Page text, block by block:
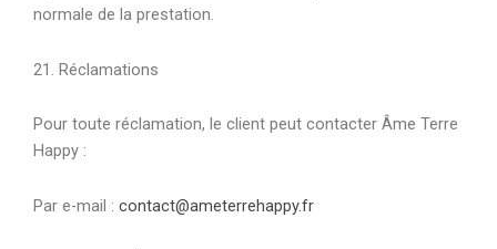
normale de la prestation.
21. Réclamations
Pour toute réclamation, le client peut contacter Âme Terre
Happy :
Par e-mail : contact@ameterrehappy.fr